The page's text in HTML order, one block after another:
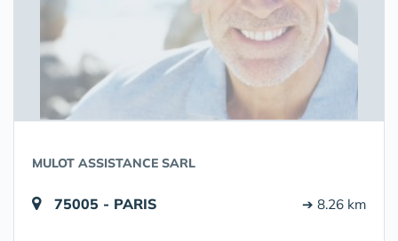
MULOT ASSISTANCE SARL
75005 - PARIS ➔ 8.26 km